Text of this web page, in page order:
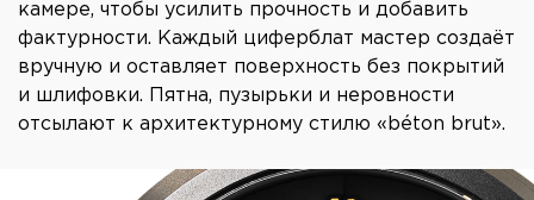
камере, чтобы усилить прочность и добавить
фактурности. Каждый циферблат мастер создаёт
вручную и оставляет поверхность без покрытий
и шлифовки. Пятна, пузырьки и неровности
отсылают к архитектурному стилю «béton brut».